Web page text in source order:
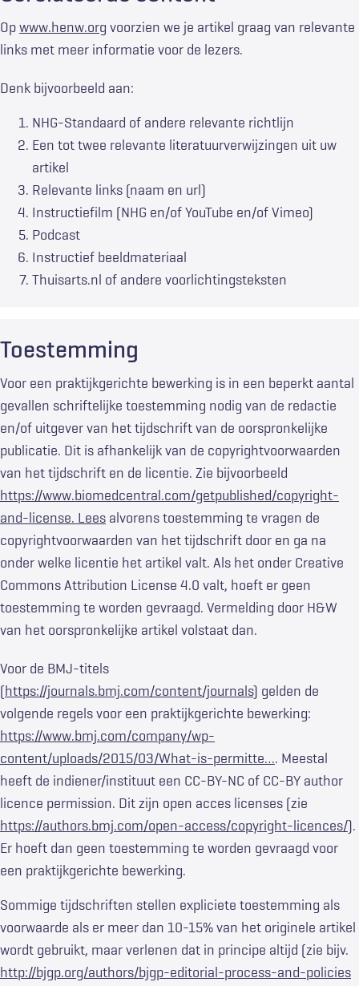
Op www.henw.org voorzien we je artikel graag van relevante
links met meer informatie voor de lezers.
Denk bijvoorbeeld aan:
NHG-Standaard of andere relevante richtlijn
Een tot twee relevante literatuurverwijzingen uit uw
artikel
Relevante links (naam en url)
Instructiefilm (NHG en/of YouTube en/of Vimeo)
Podcast
Instructief beeldmateriaal
Thuisarts.nl of andere voorlichtingsteksten
Toestemming
Voor een praktijkgerichte bewerking is in een beperkt aantal
gevallen schriftelijke toestemming nodig van de redactie
en/of uitgever van het tijdschrift van de oorspronkelijke
publicatie. Dit is afhankelijk van de copyrightvoorwaarden
van het tijdschrift en de licentie. Zie bijvoorbeeld
https://www.biomedcentral.com/getpublished/copyright-
and-license. Lees alvorens toestemming te vragen de
copyrightvoorwaarden van het tijdschrift door en ga na
onder welke licentie het artikel valt. Als het onder Creative
Commons Attribution License 4.0 valt, hoeft er geen
toestemming te worden gevraagd. Vermelding door H&W
van het oorspronkelijke artikel volstaat dan.
Voor de BMJ-titels
(https://journals.bmj.com/content/journals) gelden de
volgende regels voor een praktijkgerichte bewerking:
https://www.bmj.com/company/wp-
content/uploads/2015/03/What-is-permitte…. Meestal
heeft de indiener/instituut een CC-BY-NC of CC-BY author
licence permission. Dit zijn open acces licenses (zie
https://authors.bmj.com/open-access/copyright-licences/).
Er hoeft dan geen toestemming te worden gevraagd voor
een praktijkgerichte bewerking.
Sommige tijdschriften stellen expliciete toestemming als
voorwaarde als er meer dan 10-15% van het originele artikel
wordt gebruikt, maar verlenen dat in principe altijd (zie bijv.
http://bjgp.org/authors/bjgp-editorial-process-and-policies